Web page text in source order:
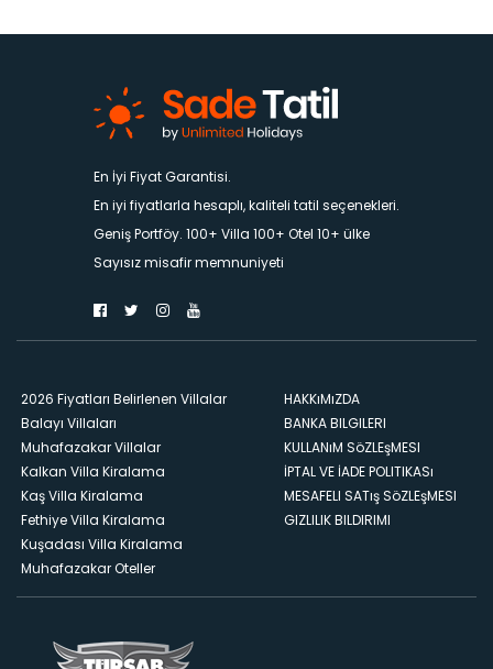
En İyi Fiyat Garantisi.
En iyi fiyatlarla hesaplı, kaliteli tatil seçenekleri.
Geniş Portföy. 100+ Villa 100+ Otel 10+ ülke
Sayısız misafir memnuniyeti
2026 Fiyatları Belirlenen Villalar
Balayı Villaları
Muhafazakar Villalar
Kalkan Villa Kiralama
Kaş Villa Kiralama
Fethiye Villa Kiralama
Kuşadası Villa Kiralama
Muhafazakar Oteller
HAKKıMıZDA
BANKA BILGILERI
KULLANıM SöZLEşMESI
İPTAL VE İADE POLITIKASı
MESAFELI SATış SöZLEşMESI
GIZLILIK BILDIRIMI